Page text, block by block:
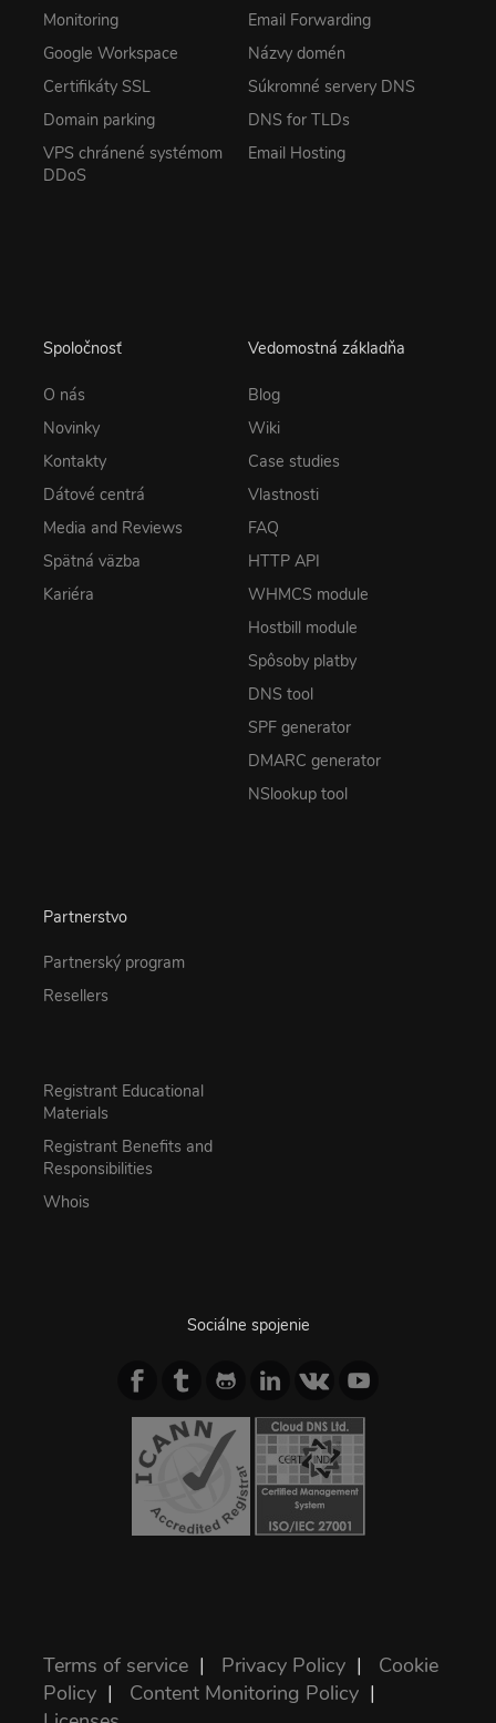
Monitoring
Google Workspace
Certifikáty SSL
Domain parking
VPS chránené systémom
DDoS
Email Forwarding
Názvy domén
Súkromné servery DNS
DNS for TLDs
Email Hosting
Spoločnosť
O nás
Novinky
Kontakty
Dátové centrá
Media and Reviews
Spätná väzba
Kariéra
Vedomostná základňa
Blog
Wiki
Case studies
Vlastnosti
FAQ
HTTP API
WHMCS module
Hostbill module
Spôsoby platby
DNS tool
SPF generator
DMARC generator
NSlookup tool
Partnerstvo
Partnerský program
Resellers
Registrant Educational
Materials
Registrant Benefits and
Responsibilities
Whois
Sociálne spojenie
Terms of service | Privacy Policy | Cookie
Policy | Content Monitoring Policy |